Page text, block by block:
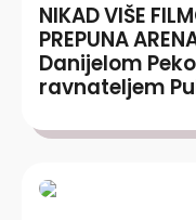
NIKAD VIŠE
PREPUNA
Danijelom
ravnateljem